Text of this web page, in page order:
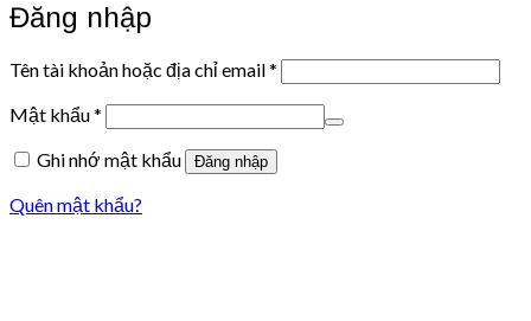
Đăng nhập
Tên tài khoản hoặc địa chỉ email*
Mật khẩu*
Ghi nhớ mật khẩu
Đăng nhập
Quên mật khẩu?